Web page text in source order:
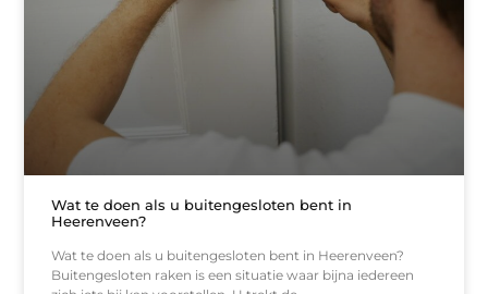
Wat te doen als u buitengesloten bent in
Heerenveen?
Wat te doen als u buitengesloten bent in Heerenveen?
Buitengesloten raken is een situatie waar bijna iedereen